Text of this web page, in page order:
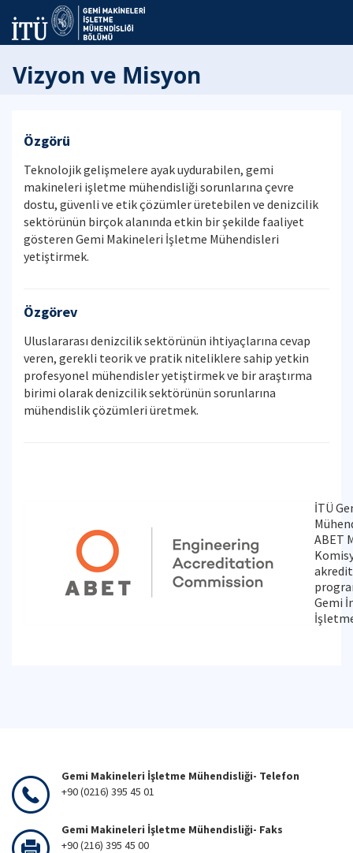
Vizyon ve Misyon
Özgörü
Teknolojik gelişmelere ayak uydurabilen, gemi
makineleri işletme mühendisliği sorunlarına çevre
dostu, güvenli ve etik çözümler üretebilen ve denizcilik
sektörünün birçok alanında etkin bir şekilde faaliyet
gösteren Gemi Makineleri İşletme Mühendisleri
yetiştirmek.
Özgörev
Uluslararası denizcilik sektörünün ihtiyaçlarına cevap
veren, gerekli teorik ve pratik niteliklere sahip yetkin
profesyonel mühendisler yetiştirmek ve bir araştırma
birimi olarak denizcilik sektörünün sorunlarına
mühendislik çözümleri üretmek.
İTÜ
ABET
Gemi
Gemi Makineleri İşletme Mühendisliği- Telefon
+90 (0216) 395 45 01
Gemi Makineleri İşletme Mühendisliği- Faks
+90 (216) 395 45 00